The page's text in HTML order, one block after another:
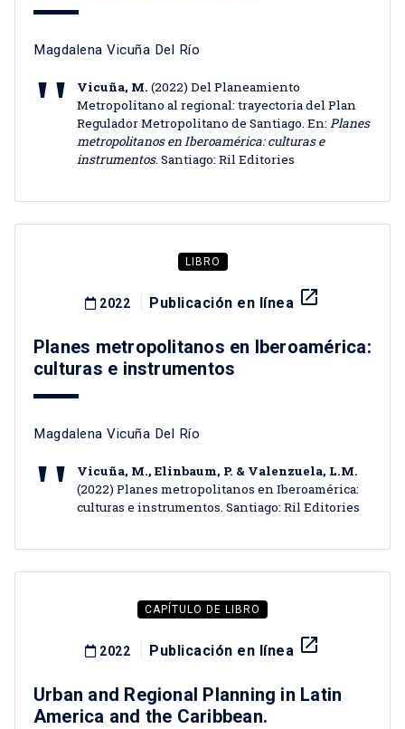
Magdalena Vicuña Del Río
Vicuña, M. (2022) Del Planeamiento
Metropolitano al regional: trayectoria del Plan
Regulador Metropolitano de Santiago. En: Planes
metropolitanos en Iberoamérica: culturas e
instrumentos. Santiago: Ril Editories
LIBRO
2022 Publicación en línea launch
Planes metropolitanos en Iberoamérica:
culturas e instrumentos
Magdalena Vicuña Del Río
Vicuña, M., Elinbaum, P. & Valenzuela, L.M.
(2022) Planes metropolitanos en Iberoamérica:
culturas e instrumentos. Santiago: Ril Editories
CAPÍTULO DE LIBRO
2022 Publicación en línea launch
Urban and Regional Planning in Latin
America and the Caribbean.